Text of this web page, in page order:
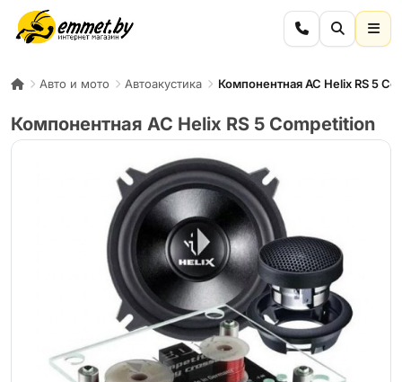
Авто и мото Автоакустика Компонентная АС Helix RS 5
Компонентная АС Helix RS 5 Competition